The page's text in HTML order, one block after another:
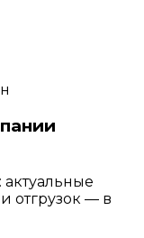
отгрузок — в